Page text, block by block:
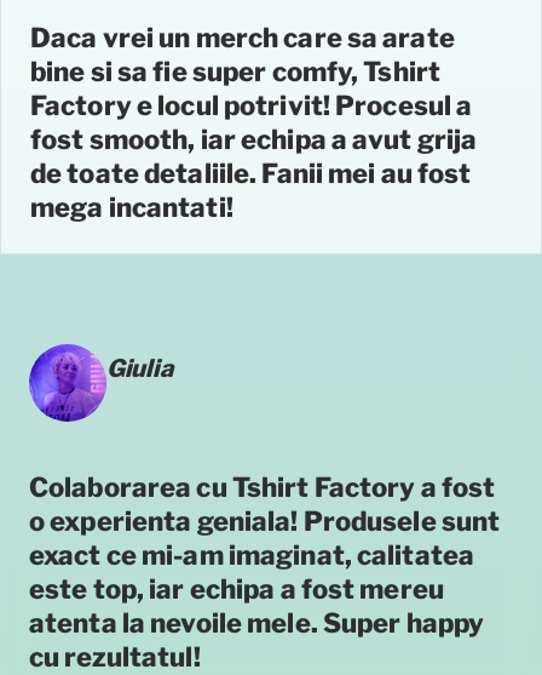
Daca vrei un merch care sa arate
bine si sa fie super comfy, Tshirt
Factory e locul potrivit! Procesul a
fost smooth, iar echipa a avut grija
de toate detaliile. Fanii mei au fost
mega incantati!
Giulia
Colaborarea cu Tshirt Factory a fost
o experienta geniala! Produsele sunt
exact ce mi-am imaginat, calitatea
este top, iar echipa a fost mereu
atenta la nevoile mele. Super happy
cu rezultatul!